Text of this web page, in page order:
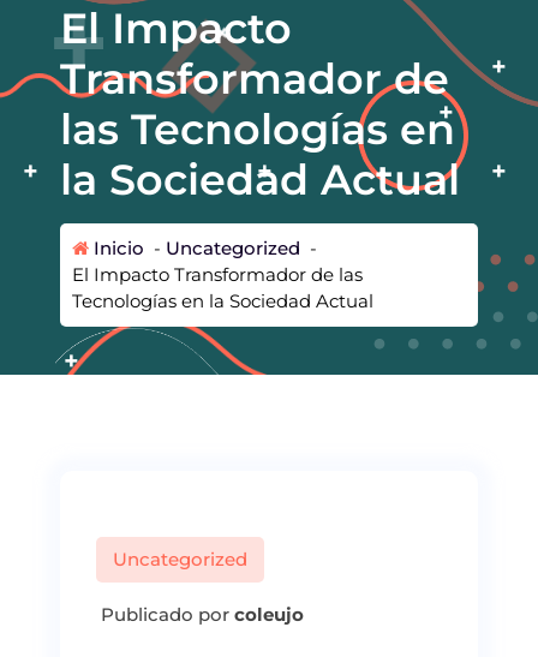
El Impacto
Transformador de
las Tecnologías en
la Sociedad Actual
Inicio - Uncategorized -
El Impacto Transformador de las
Tecnologías en la Sociedad Actual
Uncategorized
Publicado por coleujo